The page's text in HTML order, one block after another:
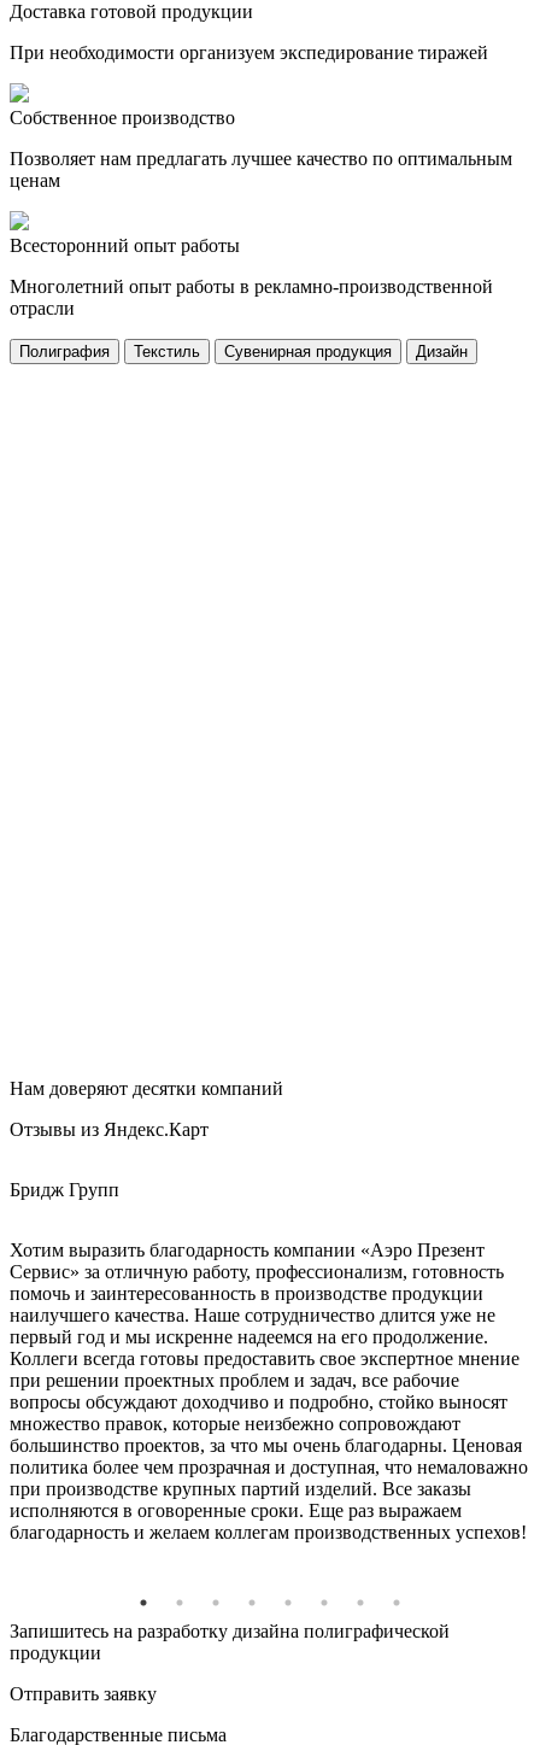
Доставка готовой продукции
При необходимости организуем экспедирование тиражей
Собственное производство
Позволяет нам предлагать лучшее качество по оптимальным
ценам
Всесторонний опыт работы
Многолетний опыт работы в рекламно-производственной
отрасли
Полиграфия Текстиль Сувенирная продукция Дизайн
Нам доверяют десятки компаний
Отзывы из Яндекс.Карт
Бридж Групп
Хотим выразить благодарность компании «Аэро Презент
Сервис» за отличную работу, профессионализм, готовность
помочь и заинтересованность в производстве продукции
наилучшего качества. Наше сотрудничество длится уже не
первый год и мы искренне надеемся на его продолжение.
Коллеги всегда готовы предоставить свое экспертное мнение
при решении проектных проблем и задач, все рабочие
вопросы обсуждают доходчиво и подробно, стойко выносят
множество правок, которые неизбежно сопровождают
большинство проектов, за что мы очень благодарны. Ценовая
политика более чем прозрачная и доступная, что немаловажно
при производстве крупных партий изделий. Все заказы
исполняются в оговоренные сроки. Еще раз выражаем
благодарность и желаем коллегам производственных успехов!
Запишитесь на разработку дизайна полиграфической
продукции
Отправить заявку
Благодарственные письма